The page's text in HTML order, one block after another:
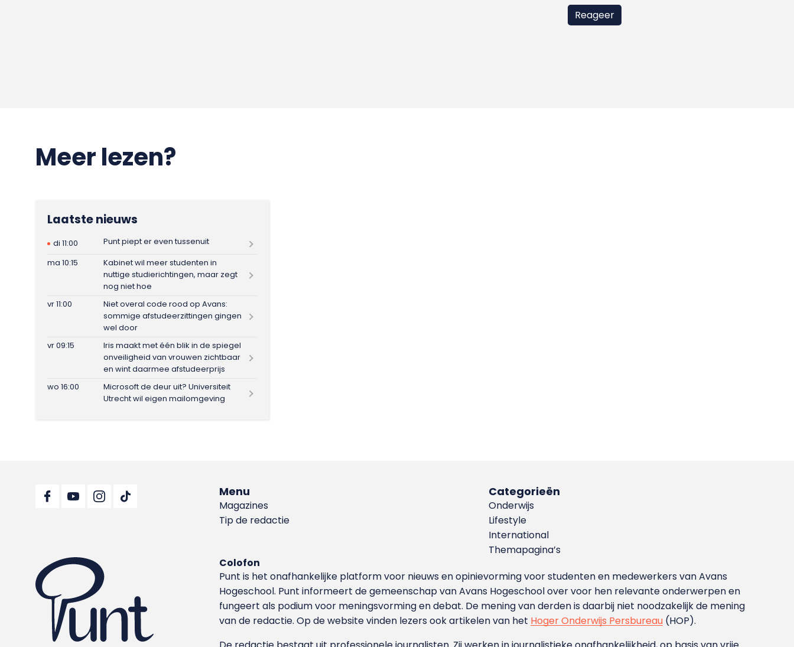
Meer lezen?
Laatste nieuws
di 11:00
Punt piept er even tussenuit
ma 10:15
Kabinet wil meer studenten in
nuttige studierichtingen, maar zegt
nog niet hoe
vr 11:00
Niet overal code rood op Avans:
sommige afstudeerzittingen gingen
wel door
vr 09:15
Iris maakt met één blik in de spiegel
onveiligheid van vrouwen zichtbaar
en wint daarmee afstudeerprijs
wo 16:00
Microsoft de deur uit? Universiteit
Utrecht wil eigen mailomgeving
Menu
Magazines
Tip de redactie
Categorieën
Onderwijs
Lifestyle
International
Themapagina’s
Colofon
Punt is het onafhankelijke platform voor nieuws en opinievorming voor studenten en medewerkers van Avans
Hoge­school. Punt informeert de gemeenschap van Avans Hogeschool over voor hen relevante onderwerpen en
fungeert als podium voor meningsvorming en debat. De mening van derden is daarbij niet noodzakelijk de mening
van de redactie. Op de website vinden lezers ook artikelen van het Hoger Onderwijs Persbureau (HOP).